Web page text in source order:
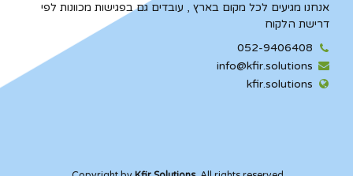
אנחנו מגיעים לכל מקום בארץ , עובדים גם בפגישות מכוונות לפי
דרישת הלקוח
052-9406408
info@kfir.solutions
kfir.solutions